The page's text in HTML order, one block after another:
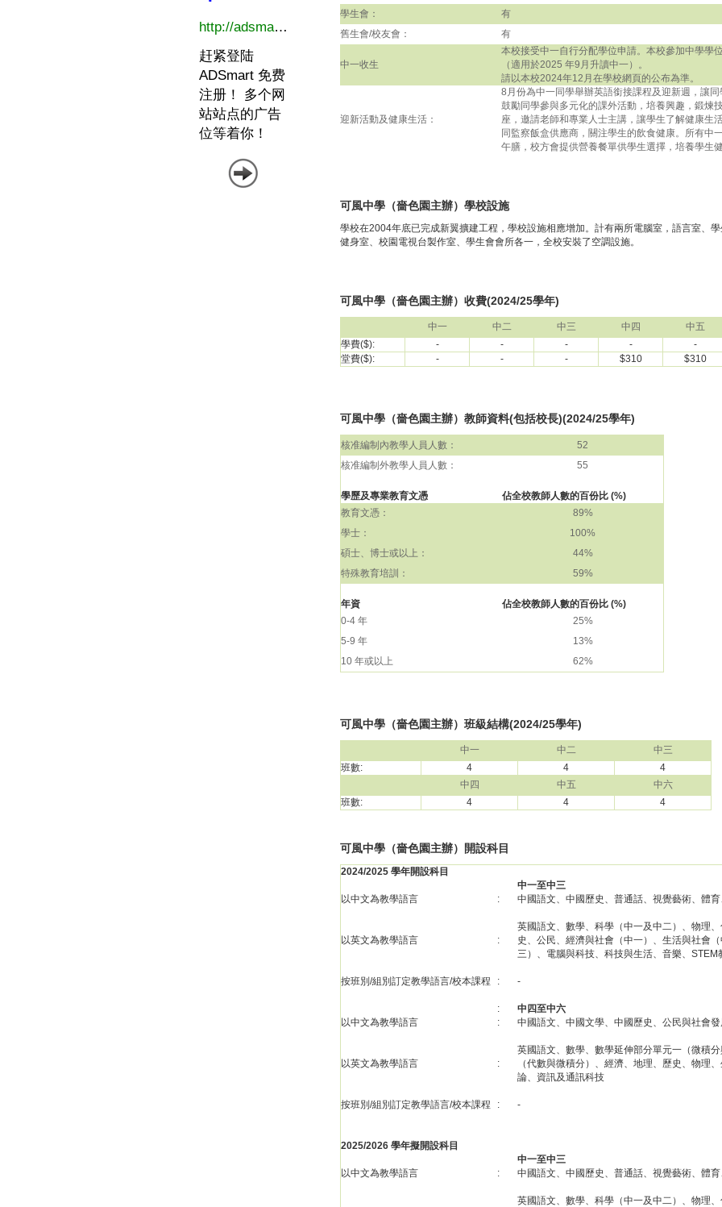
學生會：
有
舊生會/校友會：
有
中一收生
本校接受中一自行分配學位申請。本校參加中學學
（適用於2025 年9月升讀中一）。
請以本校2024年12月在學校網頁的公布為準。
迎新活動及健康生活：
8月份為中一同學舉辦英語銜接課程及迎新週，讓同
鼓勵同學參與多元化的課外活動，培養興趣，鍛煉
座，邀請老師和專業人士主講，讓學生了解健康生
同監察飯盒供應商，關注學生的飲食健康。所有中
午膳，校方會提供營養餐單供學生選擇，培養學生
可風中學（嗇色園主辦）學校設施
學校在2004年底已完成新翼擴建工程，學校設施相應增加。計有兩所電腦室，語言室、學
健身室、校園電視台製作室、學生會會所各一，全校安裝了空調設施。
可風中學（嗇色園主辦）收費(2024/25學年)
中一 中二 中三 中四 中五
學費($):
- - - - -
堂費($):
- - - $310 $310
可風中學（嗇色園主辦）教師資料(包括校長)(2024/25學年)
核准編制內教學人員人數：
52
核准編制外教學人員人數：
55
學歷及專業教育文憑
佔全校教師人數的百份比 (%)
教育文憑：
89%
學士：
100%
碩士、博士或以上：
44%
特殊教育培訓：
59%
年資
佔全校教師人數的百份比 (%)
0-4 年
25%
5-9 年
13%
10 年或以上
62%
可風中學（嗇色園主辦）班級結構(2024/25學年)
中一 中二
中三
班數:
4 4
4
中四
中五
中六
班數:
4 4 4
可風中學（嗇色園主辦）開設科目
2024/2025 學年開設科目
中一至中三
以中文為教學語言
: 中國語文、中國歷史、普通話、視覺藝術、體育
以英文為教學語言 :
英國語文、數學、科學（中一及中二）、物理
史、公民、經濟與社會（中一）、生活與社會
三）、電腦與科技、科技與生活、音樂、STEM
按班別/組別訂定教學語言/校本課程 : -
:
中四至中六
以中文為教學語言
: 中國語文、中國文學、中國歷史、公民與社會發
以英文為教學語言 :
英國語文、數學、數學延伸部分單元一（微積
（代數與微積分）、經濟、地理、歷史、物理
論、資訊及通訊科技
按班別/組別訂定教學語言/校本課程 : -
2025/2026 學年擬開設科目
中一至中三
以中文為教學語言
: 中國語文、中國歷史、普通話、視覺藝術、體育
英國語文、數學、科學（中一及中二）、物理